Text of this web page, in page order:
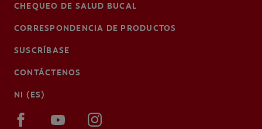
CHEQUEO DE SALUD BUCAL
CORRESPONDENCIA DE PRODUCTOS
SUSCRÍBASE
CONTÁCTENOS
NI (ES)